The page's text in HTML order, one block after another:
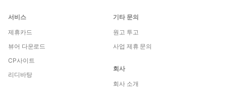
서비스
제휴카드
뷰어 다운로드
CP사이트
리디바탕
기타 문의
원고 투고
사업 제휴 문의
회사
회사 소개